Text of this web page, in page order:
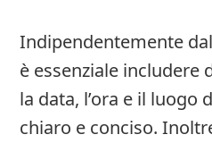
Indipendentemente
è essenziale includere
la data, l’ora e il luogo
chiaro e conciso.